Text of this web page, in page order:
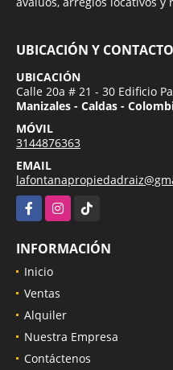
UBICACIÓN Y CONTACTO
UBICACIÓN
Calle 20a # 21 - 30 Edificio
Manizales - Caldas - Colombia
MÓVIL
3144876363
EMAIL
FacebookInstagram
INFORMACIÓN
Inicio
Ventas
Alquiler
Nuestra Empresa